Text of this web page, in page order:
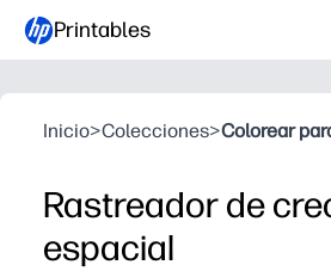
Printables
Inicio>Colecciones>Colorear
Rastreador de
espacial